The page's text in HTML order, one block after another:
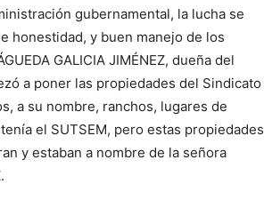
gubernamental, la lucha se
honestidad, y buen manejo de los
GALICIA JIMÉNEZ, dueña del
a poner las propiedades del Sindicato
a su nombre, ranchos, lugares de
el SUTSEM, pero estas propiedades
y estaban a nombre de la señora